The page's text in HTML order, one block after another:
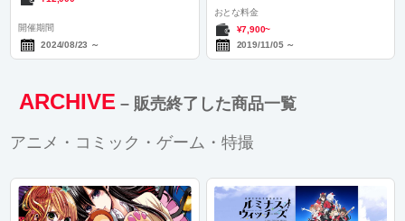
開催期間
2024/08/23 ～
おとな料金
¥7,900~
2019/11/05～
ARCHIVE – 販売終了した商品一覧
アニメ・コミック・ゲーム・特撮